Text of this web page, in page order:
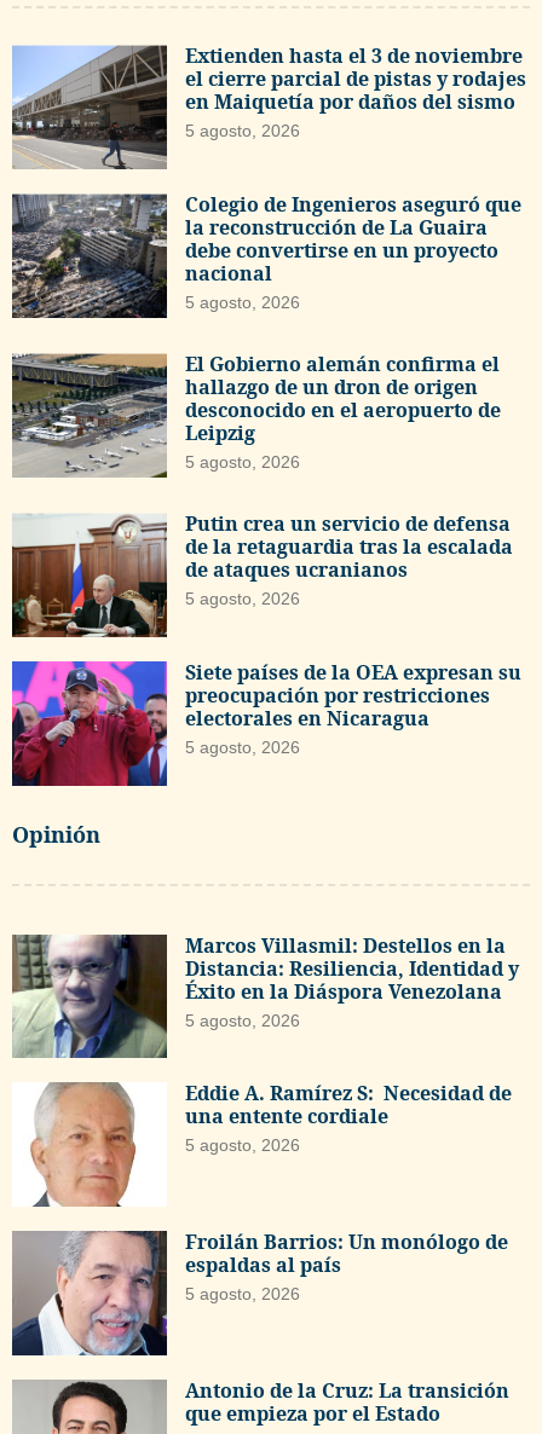
Extienden hasta el 3 de noviembre
el cierre parcial de pistas y rodajes
en Maiquetía por daños del sismo
5 agosto, 2026
Colegio de Ingenieros aseguró que
la reconstrucción de La Guaira
debe convertirse en un proyecto
nacional
5 agosto, 2026
El Gobierno alemán confirma el
hallazgo de un dron de origen
desconocido en el aeropuerto de
Leipzig
5 agosto, 2026
Putin crea un servicio de defensa
de la retaguardia tras la escalada
de ataques ucranianos
5 agosto, 2026
Siete países de la OEA expresan su
preocupación por restricciones
electorales en Nicaragua
5 agosto, 2026
Opinión
Marcos Villasmil: Destellos en la
Distancia: Resiliencia, Identidad y
Éxito en la Diáspora Venezolana
5 agosto, 2026
Eddie A. Ramírez S: Necesidad de
una entente cordiale
5 agosto, 2026
Froilán Barrios: Un monólogo de
espaldas al país
5 agosto, 2026
Antonio de la Cruz: La transición
que empieza por el Estado